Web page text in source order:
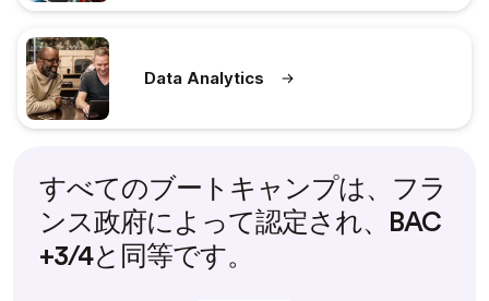
Data Analytics
すべてのブートキャンプは、フラ
ンス政府によって認定され、BAC
+3/4と同等です。